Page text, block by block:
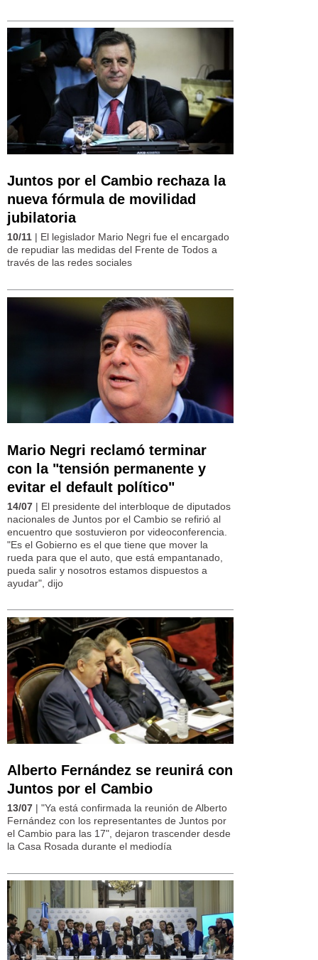
Juntos por el Cambio rechaza la
nueva fórmula de movilidad
jubilatoria
10/11 | El legislador Mario Negri fue el encargado
de repudiar las medidas del Frente de Todos a
través de las redes sociales
Mario Negri reclamó terminar
con la "tensión permanente y
evitar el default político"
14/07 | El presidente del interbloque de diputados
nacionales de Juntos por el Cambio se refirió al
encuentro que sostuvieron por videoconferencia.
"Es el Gobierno es el que tiene que mover la
rueda para que el auto, que está empantanado,
pueda salir y nosotros estamos dispuestos a
ayudar", dijo
Alberto Fernández se reunirá con
Juntos por el Cambio
13/07 | "Ya está confirmada la reunión de Alberto
Fernández con los representantes de Juntos por
el Cambio para las 17", dejaron trascender desde
la Casa Rosada durante el mediodía